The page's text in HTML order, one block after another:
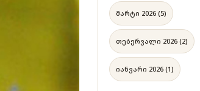
მარტი 2026 (5)
თებერვალი 2026 (2)
იანვარი 2026 (1)